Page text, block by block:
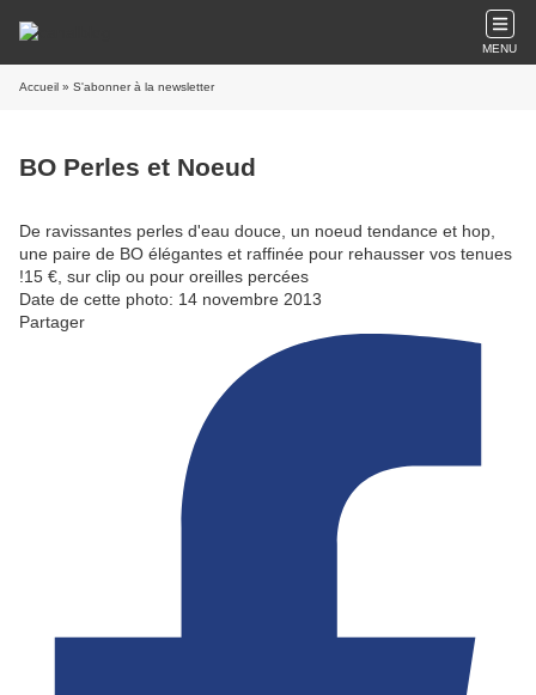
MENU
Accueil » S'abonner à la newsletter
BO Perles et Noeud
De ravissantes perles d'eau douce, un noeud tendance et hop,
une paire de BO élégantes et raffinée pour rehausser vos tenues
!15 €, sur clip ou pour oreilles percées
Date de cette photo: 14 novembre 2013
Partager